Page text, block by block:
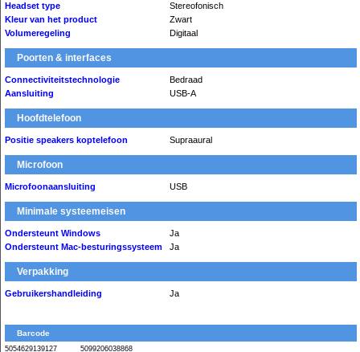
Headset type
Stereofonisch
Kleur van het product
Zwart
Volumeregeling
Digitaal
Poorten & interfaces
Connectiviteitstechnologie
Bedraad
Aansluiting
USB-A
Hoofdtelefoon
Positie speakers koptelefoon Supraaural
Microfoon
Microfoonaansluiting USB
Minimale systeemeisen
Ondersteunt Windows
Ja
Ondersteunt Mac-besturingssysteem
Ja
Verpakking
Gebruikershandleiding Ja
Barcode
5054629139127 5099206038868